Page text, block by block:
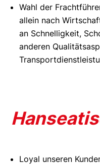
Wahl der
allein nach
an Schnelligkeit,
anderen
Loyal unseren